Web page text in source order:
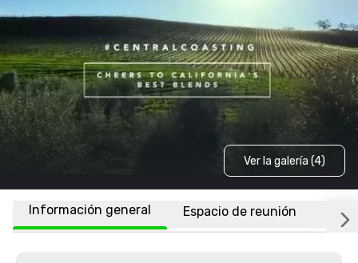
Ver la galería (4)
Información general Espacio de reunión